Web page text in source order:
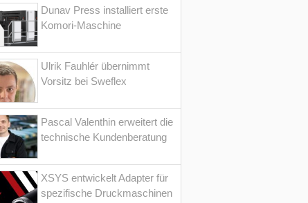
Dunav Press installiert erste
Komori-Maschine
Ulrik Fauhlér übernimmt
Vorsitz bei Sweflex
Pascal Valenthin erweitert die
technische Kundenberatung
XSYS entwickelt Adapter für
spezifische Druckmaschinen